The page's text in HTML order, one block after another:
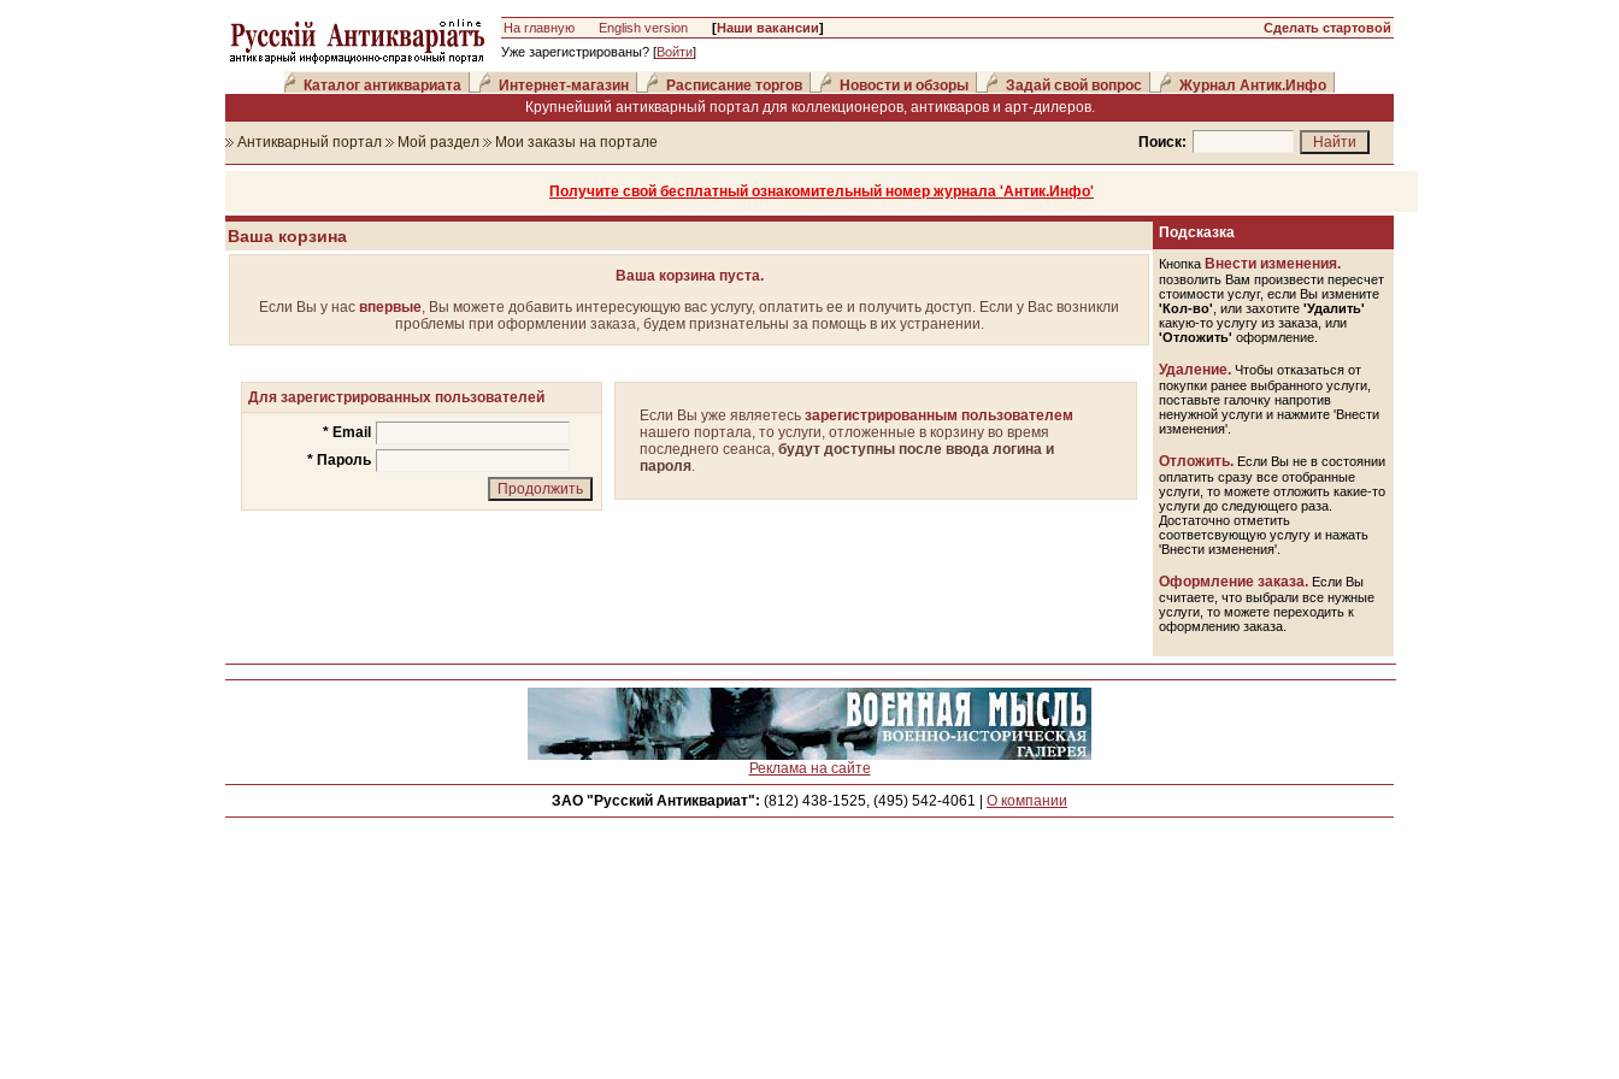
На главную English version [Наши вакансии]
Уже зарегистрированы? [Войти]
Сделать стартовой
Каталог антиквариата Интернет-магазин Расписание торгов Новости и обзоры Задай свой вопрос
Журнал Антик.Инфо
Крупнейший антикварный портал для коллекционеров, антикваров и арт-дилеров.
Антикварный портал Мой раздел Мои заказы на портале Поиск:
Получите свой бесплатный ознакомительный номер журнала 'Антик.Инфо'
Ваша корзина
Ваша корзина пуста.
Если Вы у нас впервые, Вы можете добавить интересующую вас услугу, оплатить ее и получить доступ. Если у Вас возникли
проблемы при оформлении заказа, будем признательны за помощь в их устранении.
Для зарегистрированных пользователей
* Email
* Пароль
Если Вы уже являетесь зарегистрированным пользователем
нашего портала, то услуги, отложенные в корзину во время
последнего сеанса, будут доступны после ввода логина и
пароля.
Подсказка
Кнопка Внести изменения.
позволить Вам произвести пересчет
стоимости услуг, если Вы измените
'Кол-во' , или захотите 'Удалить'
какую-то услугу из заказа, или
'Отложить' оформление.
Удаление. Чтобы отказаться от
покупки ранее выбранного услуги,
поставьте галочку напротив
ненужной услуги и нажмите 'Внести
изменения'.
Отложить. Если Вы не в состоянии
оплатить сразу все отобранные
услуги, то можете отложить какие-то
услуги до следующего раза.
Достаточно отметить
соответсвующую услугу и нажать
'Внести изменения'.
Оформление заказа. Если Вы
считаете, что выбрали все нужные
услуги, то можете переходить к
оформлению заказа.
Реклама на сайте
ЗАО "Русский Антиквариат": (812) 438-1525, (495) 542-4061 О компании